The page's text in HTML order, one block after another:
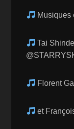
Musiques
Tai
Florent
et